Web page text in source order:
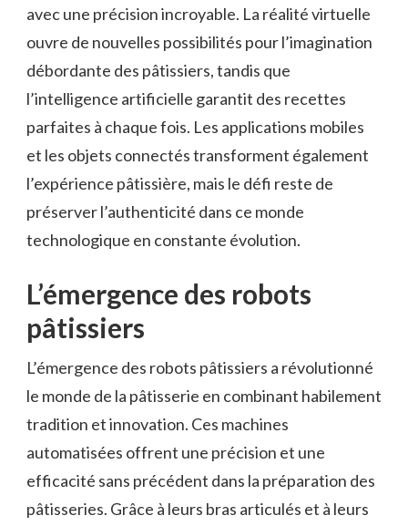
avec une précision incroyable. La réalité virtuelle
ouvre de nouvelles possibilités pour l’imagination
débordante des pâtissiers, tandis que
l’intelligence artificielle garantit des recettes
parfaites à chaque fois. Les applications mobiles
et les objets connectés transforment également
l’expérience pâtissière, mais le défi reste de
préserver l’authenticité dans ce monde
technologique en constante évolution.
L’émergence des robots
pâtissiers
L’émergence des robots pâtissiers a révolutionné
le monde de la pâtisserie en combinant habilement
tradition et innovation. Ces machines
automatisées offrent une précision et une
efficacité sans précédent dans la préparation des
pâtisseries. Grâce à leurs bras articulés et à leurs